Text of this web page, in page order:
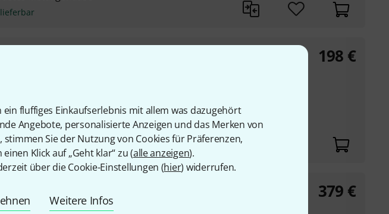
fluffiges Einkaufserlebnis mit allem was dazugehört
Angebote, personalisierte Anzeigen und das Merken von
stimmen Sie der Nutzung von Cookies für Präferenzen,
Klick auf „Geht klar“ zu (alle anzeigen).
über die Cookie-Einstellungen (hier) widerrufen.
Weitere Infos
Rückseite: 6x Schutzkontaktsteckdose
C16A
lieferbar
198 €
379 €